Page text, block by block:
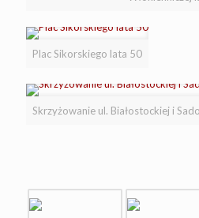
Plac Sikorskiego lata 50
Skrzyżowanie ul. Białostockiej i